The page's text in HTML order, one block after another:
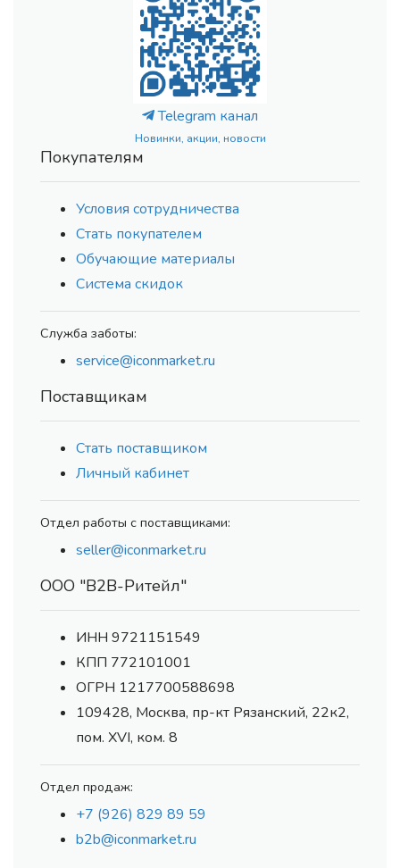
Telegram канал
Новинки, акции, новости
Покупателям
Условия сотрудничества
Стать покупателем
Обучающие материалы
Система скидок
Служба заботы:
service@iconmarket.ru
Поставщикам
Стать поставщиком
Личный кабинет
Отдел работы с поставщиками:
seller@iconmarket.ru
ООО "В2В-Ритейл"
ИНН 9721151549
КПП 772101001
ОГРН 1217700588698
109428, Москва, пр-кт Рязанский, 22к2,
пом. XVI, ком. 8
Отдел продаж:
+7 (926) 829 89 59
b2b@iconmarket.ru